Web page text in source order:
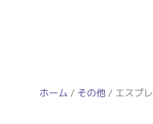
ホーム / その他/ エスプ